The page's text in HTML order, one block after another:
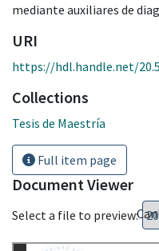
mediante auxiliares de
URI
https://hdl.handle.net/
Collections
Tesis de Maestría
Full item page
Document Viewer
Select a file to preview: